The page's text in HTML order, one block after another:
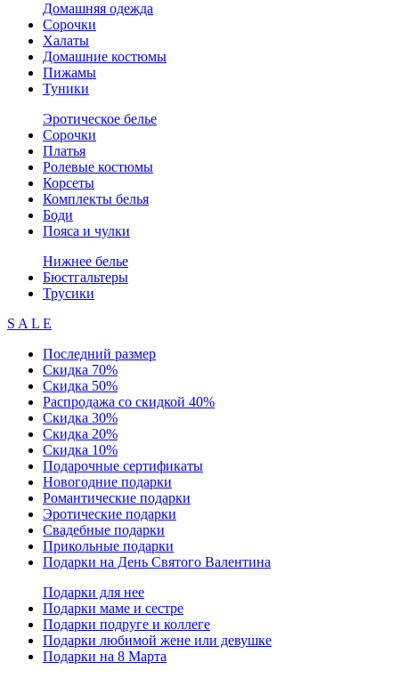
Домашняя одежда
Сорочки
Халаты
Домашние костюмы
Пижамы
Туники
Эротическое белье
Сорочки
Платья
Ролевые костюмы
Корсеты
Комплекты белья
Боди
Пояса и чулки
Нижнее белье
Бюстгальтеры
Трусики
S A L E
Последний размер
Скидка 70%
Скидка 50%
Распродажа со скидкой 40%
Скидка 30%
Скидка 20%
Скидка 10%
Подарочные сертификаты
Новогодние подарки
Романтические подарки
Эротические подарки
Свадебные подарки
Прикольные подарки
Подарки на День Святого Валентина
Подарки для нее
Подарки маме и сестре
Подарки подруге и коллеге
Подарки любимой жене или девушке
Подарки на 8 Марта